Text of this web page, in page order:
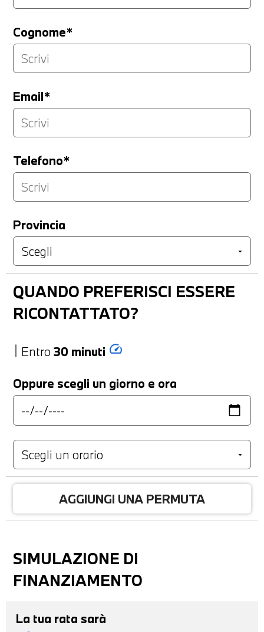
Cognome*
Email*
Telefono*
Provincia
QUANDO PREFERISCI ESSERE
RICONTATTATO?
Entro 30 minuti speed
Oppure scegli un giorno e ora
AGGIUNGI UNA PERMUTA
SIMULAZIONE DI
FINANZIAMENTO
La tua rata sarà